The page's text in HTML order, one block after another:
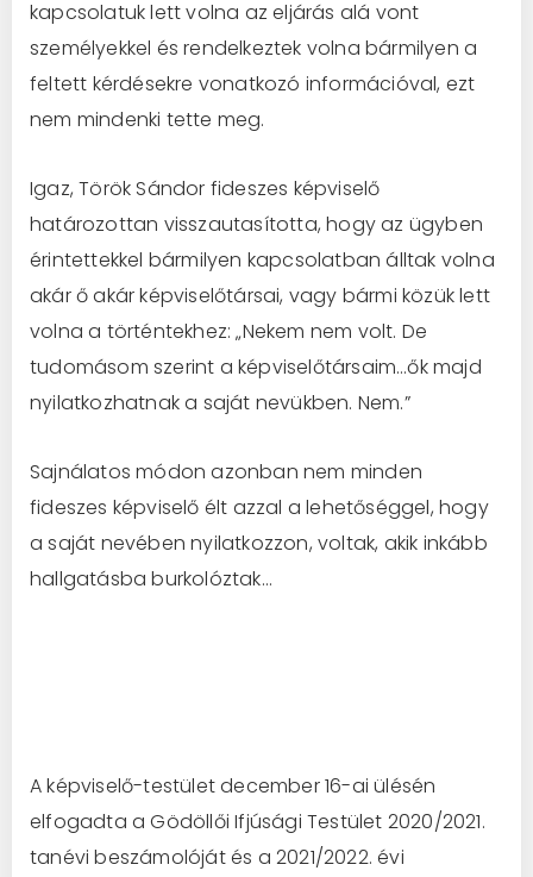
kapcsolatuk lett volna az eljárás alá vont
személyekkel és rendelkeztek volna bármilyen a
feltett kérdésekre vonatkozó információval, ezt
nem mindenki tette meg.
Igaz, Török Sándor fideszes képviselő
határozottan visszautasította, hogy az ügyben
érintettekkel bármilyen kapcsolatban álltak volna
akár ő akár képviselőtársai, vagy bármi közük lett
volna a történtekhez: „Nekem nem volt. De
tudomásom szerint a képviselőtársaim…ők majd
nyilatkozhatnak a saját nevükben. Nem.”
Sajnálatos módon azonban nem minden
fideszes képviselő élt azzal a lehetőséggel, hogy
a saját nevében nyilatkozzon, voltak, akik inkább
hallgatásba burkolóztak…
A képviselő-testület december 16-ai ülésén
elfogadta a Gödöllői Ifjúsági Testület 2020/2021.
tanévi beszámolóját és a 2021/2022. évi